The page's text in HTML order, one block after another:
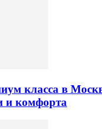
класса в
и комфорта